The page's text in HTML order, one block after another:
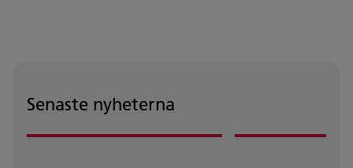
Senaste nyheterna